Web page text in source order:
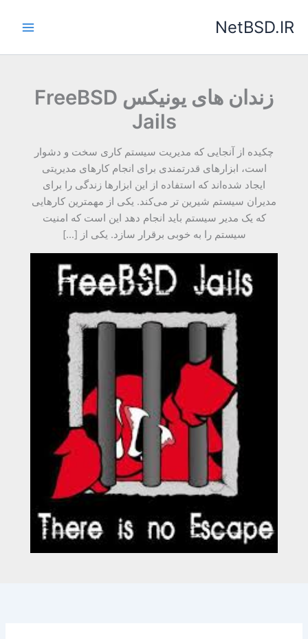
NetBSD.IR
زندان های یونیکس FreeBSD
Jails
چکیده از آنجایی که مدیریت سیستم کاری سخت و دشوار
است، ابزارهای قدرتمندی برای انجام کارهای مدیریتی
ایجاد شده‌اند که استفاده از این ابزارها زندگی را برای
مدیران سیستم شیرین تر می‌کند. یکی از مهمترین کارهایی
که یک مدیر سیستم باید انجام دهد این است که امنیت
سیستم را به خوبی برقرار سازد. یکی از […]